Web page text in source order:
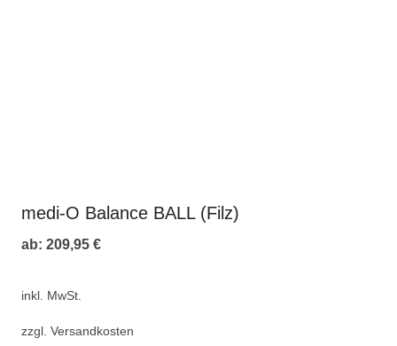
medi-O Balance BALL (Filz)
ab: 209,95 €
inkl. MwSt.
zzgl. Versandkosten